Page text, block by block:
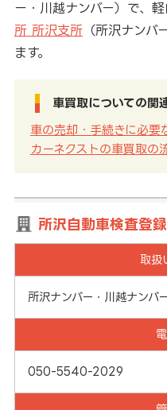
ー・川越ナンバー）で、軽
所 所沢支所（所沢ナンバ
ます。
車買取についての関
車の売却・手続きに必要
カーネクストの車買取の
所沢自動車検査登
取扱
所沢ナンバー・川越ナンバ
050-5540-2029